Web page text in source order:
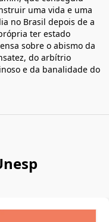
uma vida e uma
no Brasil depois de a
ter estado
sobre o abismo da
do arbítrio
e da banalidade do